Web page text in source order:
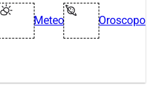
Meteo Oroscopo